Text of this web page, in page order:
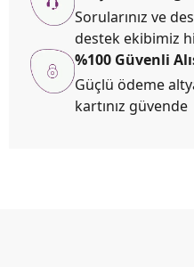
Sorularınız ve
destek ekibimiz
%100 Güvenli
Güçlü ödeme
kartınız güvende